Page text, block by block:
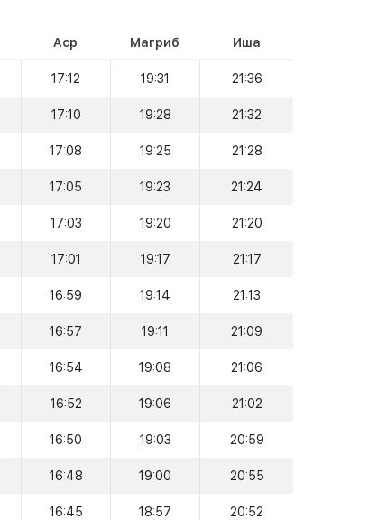
Аср Магриб Иша
17:12 19:31 21:36
17:10 19:28 21:32
17:08 19:25 21:28
17:05 19:23 21:24
17:03 19:20 21:20
17:01 19:17 21:17
16:59 19:14 21:13
16:57 19:11 21:09
16:54 19:08 21:06
16:52 19:06 21:02
16:50 19:03 20:59
16:48 19:00 20:55
16:45 18:57 20:52